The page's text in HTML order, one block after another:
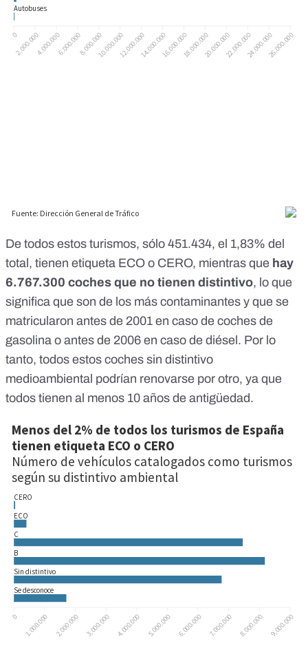
De todos estos turismos, sólo 451.434, el 1,83% del
total, tienen etiqueta ECO o CERO, mientras que hay
6.767.300 coches que no tienen distintivo, lo que
significa que son de los más contaminantes y que se
matricularon antes de 2001 en caso de coches de
gasolina o antes de 2006 en caso de diésel . Por lo
tanto, todos estos coches sin distintivo
medioambiental podrían renovarse por otro, ya que
todos tienen al menos 10 años de antigüedad.